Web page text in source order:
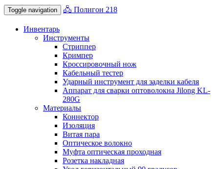
Toggle navigation 🖧 Полигон 218
Инвентарь
Инструменты
Стриппер
Кримпер
Кроссировочный нож
Кабельный тестер
Ударный инструмент для заделки кабеля
Аппарат для сварки оптоволокна Jilong KL-
280G
Материалы
Коннектор
Изоляция
Витая пара
Оптическое волокно
Муфта оптическая проходная
Розетка накладная